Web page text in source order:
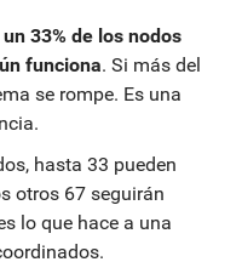
33% de los nodos
funciona. Si más del
se rompe. Es una
hasta 33 pueden
otros 67 seguirán
lo que hace a una